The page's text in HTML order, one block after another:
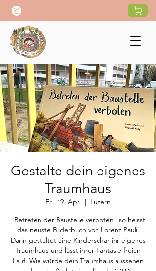
Gestalte dein eigenes
Traumhaus
Fr., 19. Apr.
  |
Luzern
"Betreten der Baustelle verboten" so heisst
das neuste Bilderbuch von Lorenz Pauli.
Darin gestaltet eine Kinderschar ihr eigenes
Traumhaus und lässt ihrer Fantasie freien
Lauf. Wie würde dein Traumhaus aussehen